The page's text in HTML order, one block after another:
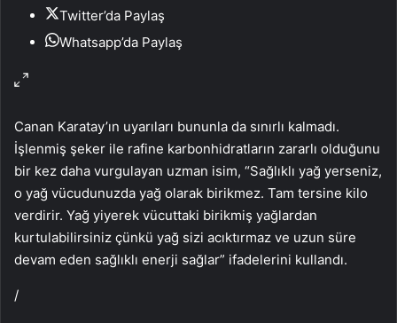
Twitter’da Paylaş
Whatsapp’da Paylaş
Canan Karatay’ın uyarıları bununla da sınırlı kalmadı.
İşlenmiş şeker ile rafine karbonhidratların zararlı olduğunu
bir kez daha vurgulayan uzman isim, “Sağlıklı yağ yerseniz,
o yağ vücudunuzda yağ olarak birikmez. Tam tersine kilo
verdirir. Yağ yiyerek vücuttaki birikmiş yağlardan
kurtulabilirsiniz çünkü yağ sizi acıktırmaz ve uzun süre
devam eden sağlıklı enerji sağlar” ifadelerini kullandı.
/